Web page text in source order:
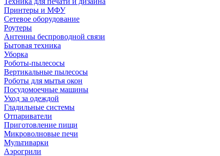
Принтеры и МФУ
Сетевое оборудование
Роутеры
Антенны беспроводной связи
Бытовая техника
Уборка
Роботы-пылесосы
Вертикальные пылесосы
Роботы для мытья окон
Посудомоечные машины
Уход за одеждой
Гладильные системы
Отпариватели
Приготовление пищи
Микроволновые печи
Мультиварки
Аэрогрили